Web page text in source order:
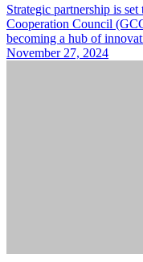
Strategic partnership is
Cooperation Council
becoming a hub of
November 27, 2024